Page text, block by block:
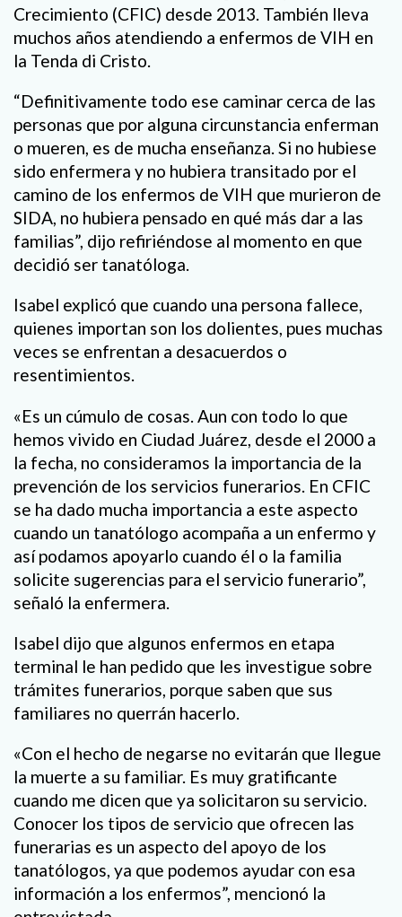
Crecimiento (CFIC) desde 2013. También lleva
muchos años atendiendo a enfermos de VIH en
la Tenda di Cristo.
“Definitivamente todo ese caminar cerca de las
personas que por alguna circunstancia enferman
o mueren, es de mucha enseñanza. Si no hubiese
sido enfermera y no hubiera transitado por el
camino de los enfermos de VIH que murieron de
SIDA, no hubiera pensado en qué más dar a las
familias”, dijo refiriéndose al momento en que
decidió ser tanatóloga.
Isabel explicó que cuando una persona fallece,
quienes importan son los dolientes, pues muchas
veces se enfrentan a desacuerdos o
resentimientos.
«Es un cúmulo de cosas. Aun con todo lo que
hemos vivido en Ciudad Juárez, desde el 2000 a
la fecha, no consideramos la importancia de la
prevención de los servicios funerarios. En CFIC
se ha dado mucha importancia a este aspecto
cuando un tanatólogo acompaña a un enfermo y
así podamos apoyarlo cuando él o la familia
solicite sugerencias para el servicio funerario”,
señaló la enfermera.
Isabel dijo que algunos enfermos en etapa
terminal le han pedido que les investigue sobre
trámites funerarios, porque saben que sus
familiares no querrán hacerlo.
«Con el hecho de negarse no evitarán que llegue
la muerte a su familiar. Es muy gratificante
cuando me dicen que ya solicitaron su servicio.
Conocer los tipos de servicio que ofrecen las
funerarias es un aspecto del apoyo de los
tanatólogos, ya que podemos ayudar con esa
información a los enfermos”, mencionó la